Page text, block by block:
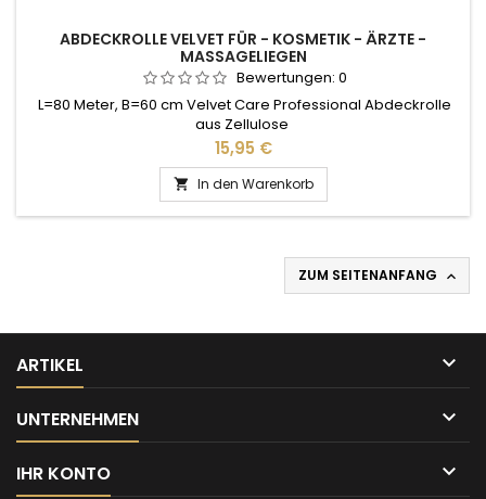
ABDECKROLLE VELVET FÜR - KOSMETIK - ÄRZTE -
MASSAGELIEGEN
Bewertungen: 0
L=80 Meter, B=60 cm Velvet Care Professional Abdeckrolle
aus Zellulose
Preis
15,95 €
 In den Warenkorb
ZUM SEITENANFANG 
ARTIKEL 
UNTERNEHMEN 
IHR KONTO 